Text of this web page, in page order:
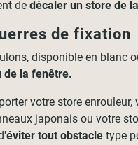
de décaler un store de
de fixation
disponible en blanc
de la fenêtre.
votre store enrouleur,
japonais ou votre
éviter tout obstacle type